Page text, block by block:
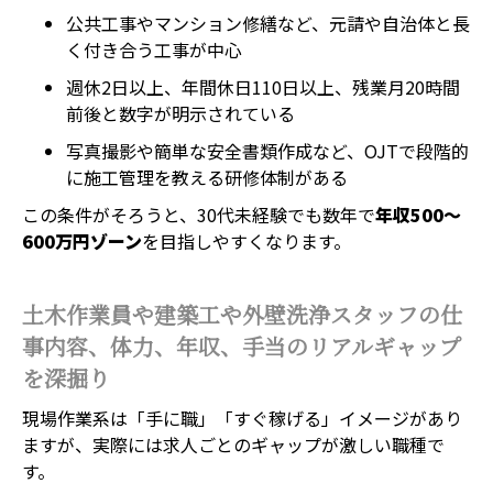
公共工事やマンション修繕など、元請や自治体と長
く付き合う工事が中心
週休2日以上、年間休日110日以上、残業月20時間
前後と数字が明示されている
写真撮影や簡単な安全書類作成など、OJTで段階的
に施工管理を教える研修体制がある
この条件がそろうと、30代未経験でも数年で年収500〜
600万円ゾーンを目指しやすくなります。
土木作業員や建築工や外壁洗浄スタッフの仕
事内容、体力、年収、手当のリアルギャップ
を深掘り
現場作業系は「手に職」「すぐ稼げる」イメージがあり
ますが、実際には求人ごとのギャップが激しい職種で
す。